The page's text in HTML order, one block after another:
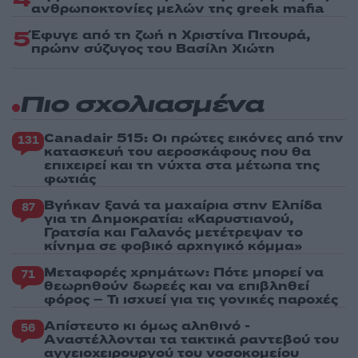
ανθρωποκτονίες μελών της greek mafia
5Έφυγε από τη ζωή η Χριστίνα Πιτουρά,
πρώην σύζυγος του Βασίλη Χιώτη
Πιο σχολιασμένα
131 Canadair 515: Οι πρώτες εικόνες από την
κατασκευή του αεροσκάφους που θα
επιχειρεί και τη νύχτα στα μέτωπα της
φωτιάς
87 Βγήκαν ξανά τα μαχαίρια στην Ελπίδα
για τη Δημοκρατία: «Καρυστιανού,
Γρατσία και Γαλανός μετέτρεψαν το
κίνημα σε φοβικό αρχηγικό κόμμα»
71 Μεταφορές χρημάτων: Πότε μπορεί να
θεωρηθούν δωρεές και να επιβληθεί
φόρος – Τι ισχυεί για τις γονικές παροχές
56 Απίστευτο κι όμως αληθινό -
Aναστέλλονται τα τακτικά ραντεβού του
αγγειοχειρουργού του νοσοκομείου